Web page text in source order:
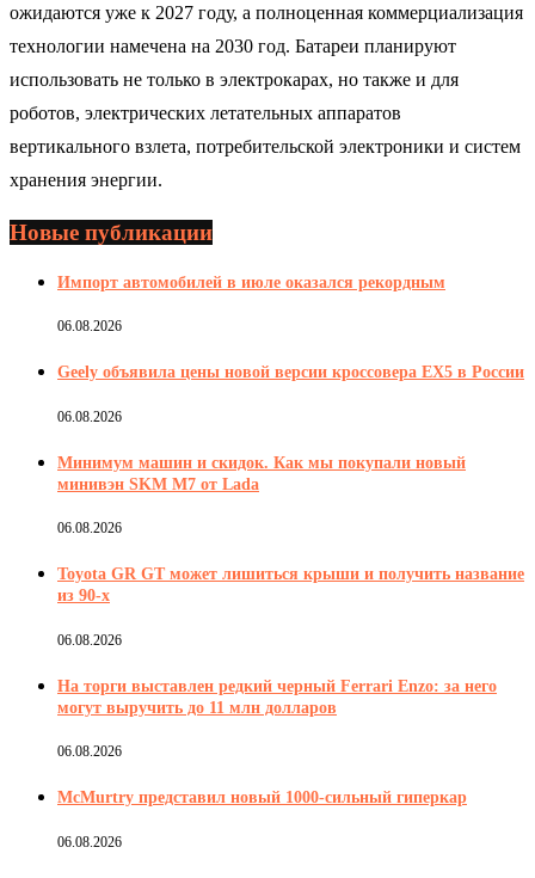
ожидаются уже к 2027 году, а полноценная коммерциализация
технологии намечена на 2030 год. Батареи планируют
использовать не только в электрокарах, но также и для
роботов, электрических летательных аппаратов
вертикального взлета, потребительской электроники и систем
хранения энергии.
Новые публикации
Импорт автомобилей в июле оказался рекордным
06.08.2026
Geely объявила цены новой версии кроссовера EX5 в России
06.08.2026
Минимум машин и скидок. Как мы покупали новый
минивэн SKM M7 от Lada
06.08.2026
Toyota GR GT может лишиться крыши и получить название
из 90-х
06.08.2026
На торги выставлен редкий черный Ferrari Enzo: за него
могут выручить до 11 млн долларов
06.08.2026
McMurtry представил новый 1000-сильный гиперкар
06.08.2026